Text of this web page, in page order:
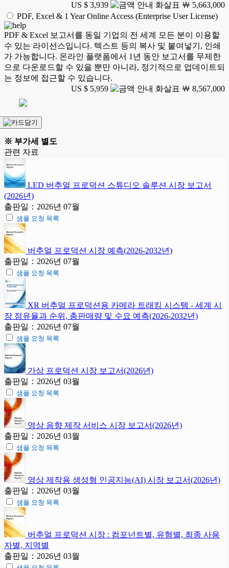
US $ 3,939
￦ 5,663,000
PDF, Excel & 1 Year Online Access (Enterprise User License)
PDF & Excel 보고서를 동일 기업의 전 세계 모든 분이 이용할
수 있는 라이선스입니다. 텍스트 등의 복사 및 붙여넣기, 인쇄
가 가능합니다. 온라인 플랫폼에서 1년 동안 보고서를 무제한
으로 다운로드할 수 있을 뿐만 아니라, 정기적으로 업데이트되
는 정보에 접근할 수 있습니다.
US $ 5,959
￦ 8,567,000
※ 부가세 별도
관련 자료
LED 버추얼 프로덕션 스튜디오 솔루션 시장 보고서
(2026년)
출판일：2026년 07월
샘플 요청 목록
버추얼 프로덕션 시장 예측(2026-2032년)
출판일：2026년 07월
샘플 요청 목록
XR 버추얼 프로덕션용 카메라 트래킹 시스템 - 세계 시
장 점유율과 순위, 총판매량 및 수요 예측(2026-2032년)
출판일：2026년 07월
샘플 요청 목록
가상 프로덕션 시장 보고서(2026년)
출판일：2026년 03월
샘플 요청 목록
영상 음향 제작 서비스 시장 보고서(2026년)
출판일：2026년 03월
샘플 요청 목록
영상 제작용 생성형 인공지능(AI) 시장 보고서(2026년)
출판일：2026년 03월
샘플 요청 목록
버추얼 프로덕션 시장 : 컴포넌트별, 유형별, 최종 사용
자별, 지역별
출판일：2026년 03월